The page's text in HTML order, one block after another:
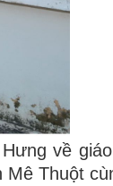
về
Mê Thuột